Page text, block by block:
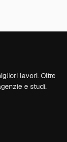
lavori. Oltre
e studi.